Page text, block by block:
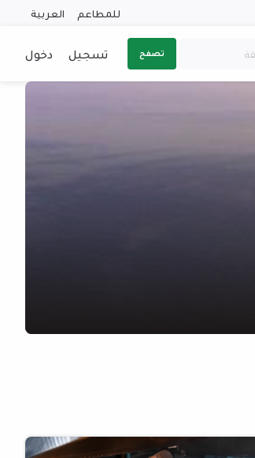
للمطاعم العربية
تصفح تسجيل دخول